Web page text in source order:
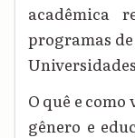
acadêmica
programas
O quê e como
gênero e